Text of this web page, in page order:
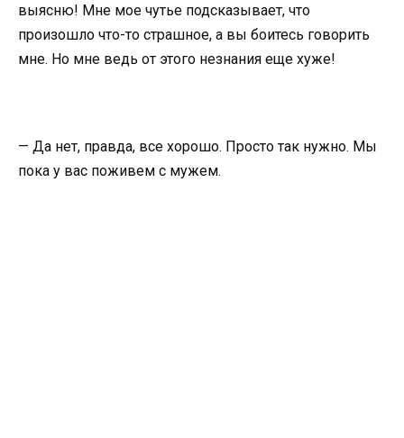
выясню! Мне мое чутье подсказывает, что
произошло что-то страшное, а вы боитесь говорить
мне. Но мне ведь от этого незнания еще хуже!
— Да нет, правда, все хорошо. Просто так нужно. Мы
пока у вас поживем с мужем.